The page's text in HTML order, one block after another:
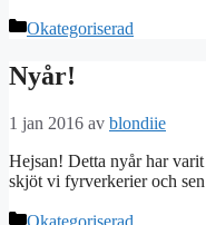
Kategorier
Okategoriserad
Nyår!
1 jan 2016 av blondiie
Hejsan! Detta nyår har
skjöt vi fyrverkerier och
Kategorier